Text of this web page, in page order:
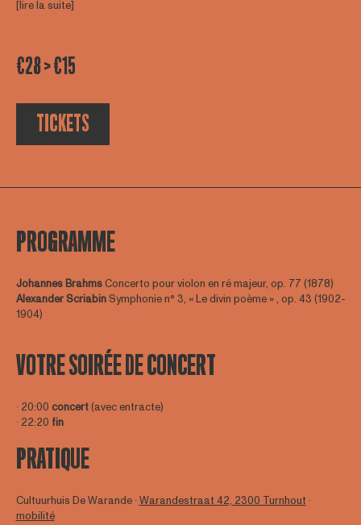
[lire la suite]
€28 > €15
TICKETS
PROGRAMME
Johannes BrahmsConcerto pour violon en ré majeur, op. 77 (1878)
Alexander ScriabinSymphonie n° 3, « Le divin poème » , op. 43 (1902-
1904)
VOTRE SOIRÉE DE CONCERT
∙ 20:00 concert(avec entracte)
∙ 22:20 fin
PRATIQUE
Cultuurhuis De Warande ∙Warandestraat 42, 2300 Turnhout ∙
mobilité